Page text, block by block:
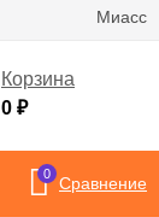
Миасс
Корзина
0₽
0 Сравнение